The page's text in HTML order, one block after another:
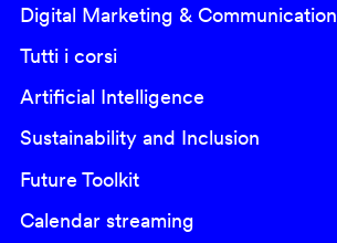
Digital Marketing & Communication
Tutti i corsi
Artificial Intelligence
Sustainability and Inclusion
Future Toolkit
Calendar streaming